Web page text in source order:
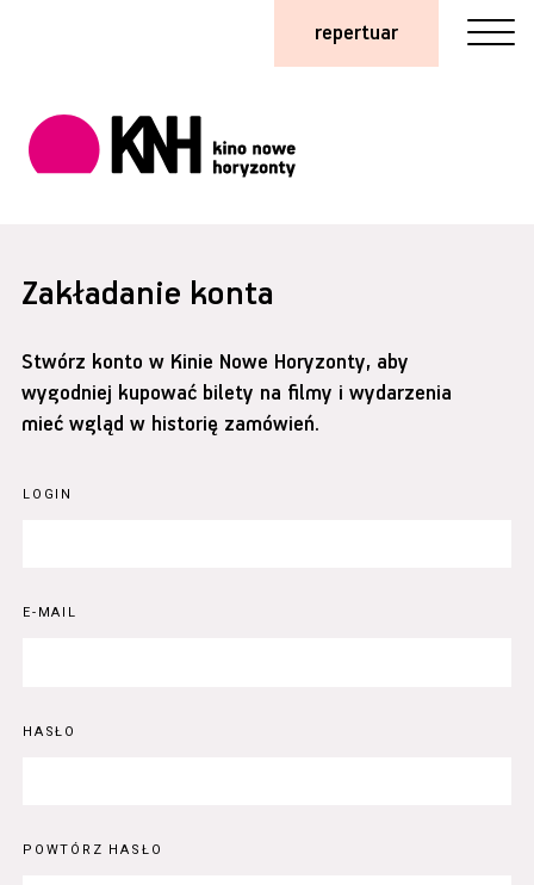
repertuar
Zakładanie konta
Stwórz konto w Kinie Nowe Horyzonty, aby
wygodniej kupować bilety na filmy i wydarzenia
mieć wgląd w historię zamówień.
LOGIN
E-MAIL
HASŁO
POWTÓRZ HASŁO